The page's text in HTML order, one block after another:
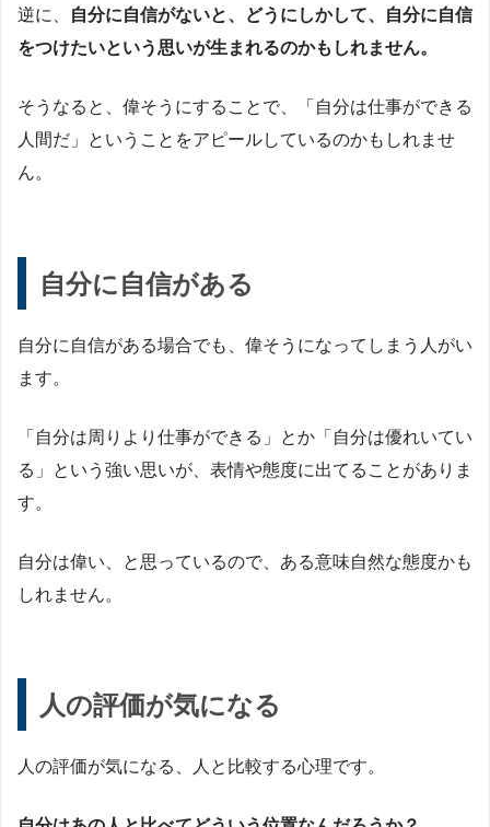
逆に、 自分に自信がないと、どうにしかして、自分に自信
をつけたいという思いが生まれるのかもしれません。
そうなると、偉そうにすることで、「自分は仕事ができる
人間だ」ということをアピールしているのかもしれませ
ん。
自分に自信がある
自分に自信がある場合でも、偉そうになってしまう人がい
ます。
「自分は周りより仕事ができる」とか「自分は優れいてい
る」という強い思いが、表情や態度に出てることがありま
す。
自分は偉い、と思っているので、ある意味自然な態度かも
しれません。
人の評価が気になる
人の評価が気になる、人と比較する心理です。